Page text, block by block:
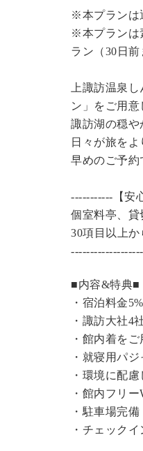
※本プランは
※本プランは
ラン（30日前
上諏訪温泉
ン」をご用意
諏訪湖の穏や
日々が旅をよ
早めのご予約
-----------【安
個室料亭、貸
30項目以上
■内容&特典■
・宿泊料金
・諏訪大社4
・館内着をご
・就寝用パ
・環境に配
・館内フリー
・駐車場完備
・チェック